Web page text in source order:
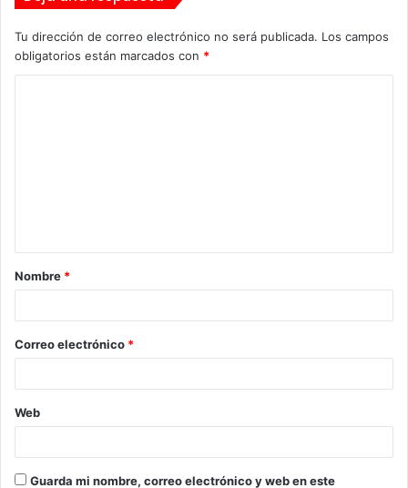
Tu dirección de correo electrónico no será publicada. Los campos
obligatorios están marcados con *
a
r
*
Nombre *
Correo electrónico *
Web
Guarda mi nombre, correo electrónico y web en este